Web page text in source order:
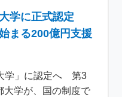
学に正式認定
まる200億円支援
学」に認定へ 第3
大学が、国の制度で